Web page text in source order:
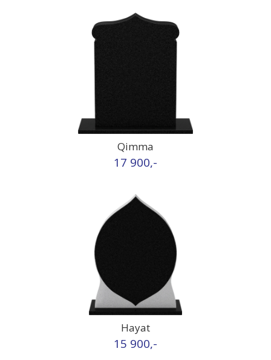
Qimma
17 900,-
Hayat
15 900,-